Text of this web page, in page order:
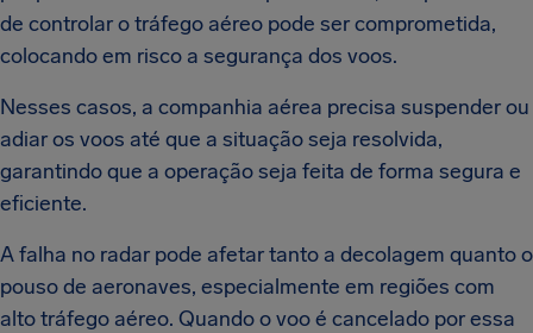
de controlar o tráfego aéreo pode ser comprometida,
colocando em risco a segurança dos voos.
Nesses casos, a companhia aérea precisa suspender ou
adiar os voos até que a situação seja resolvida,
garantindo que a operação seja feita de forma segura e
eficiente.
A falha no radar pode afetar tanto a decolagem quanto o
pouso de aeronaves, especialmente em regiões com
alto tráfego aéreo. Quando o voo é cancelado por essa